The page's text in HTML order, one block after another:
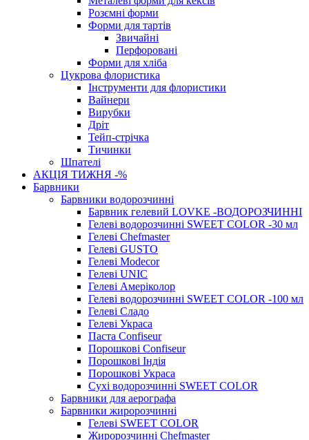
Розємні форми
Форми для тартів
Звичайні
Перфоровані
Форми для хліба
Цукрова флористика
Інструменти для флористики
Вайнери
Вирубки
Дріт
Тейп-стрічка
Тичинки
Шпателі
АКЦІЯ ТИЖНЯ -%
Барвники
Барвники водорозчинні
Барвник гелевий LOVKE -ВОДОРОЗЧИННІ
Гелеві водорозчинні SWEET COLOR -30 мл
Гелеві Chefmaster
Гелеві GUSTO
Гелеві Modecor
Гелеві UNIC
Гелеві Амеріколор
Гелеві водорозчинні SWEET COLOR -100 мл
Гелеві Сладо
Гелеві Украса
Паста Confiseur
Порошкові Confiseur
Порошкові Індія
Порошкові Украса
Сухі водорозчинні SWEET COLOR
Барвники для аерографа
Барвники жиророзчинні
Гелеві SWEET COLOR
Жиророзчинні Chefmaster